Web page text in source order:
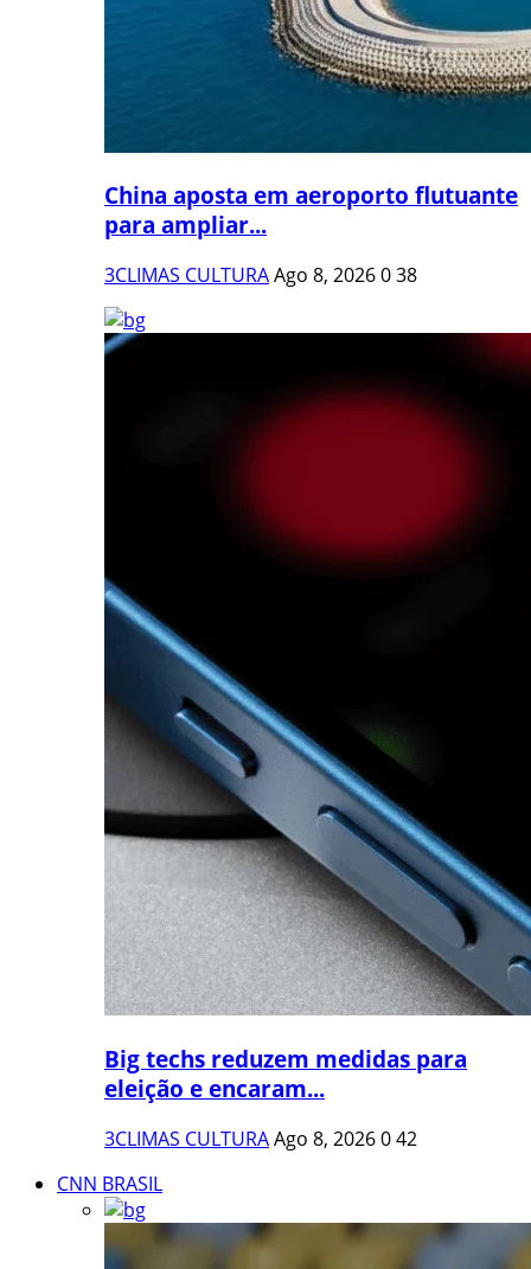
China aposta em aeroporto flutuante
para ampliar...
3CLIMAS CULTURAAgo 8, 2026038
Big techs reduzem medidas para
eleição e encaram...
3CLIMAS CULTURAAgo 8, 2026042
CNN BRASIL